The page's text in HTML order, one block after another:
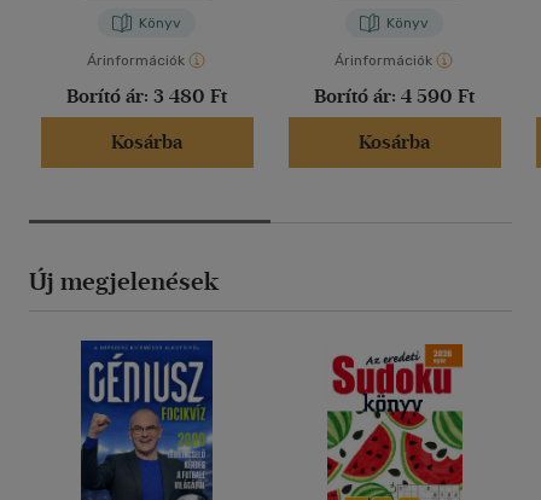
Könyv
Árinformációk
Borító ár: 3 480 Ft
Kosárba
Könyv
Árinformációk
Borító ár: 4 590 Ft
Kosárba
Új megjelenések